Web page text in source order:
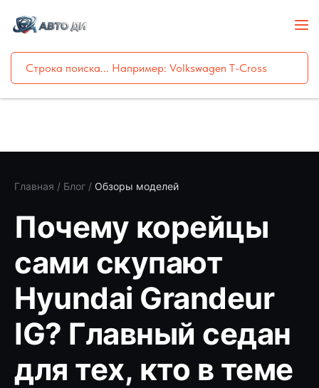
Главная / Блог / Обзоры моделей
Почему корейцы
сами скупают
Hyundai Grandeur
IG? Главный седан
для тех, кто в теме